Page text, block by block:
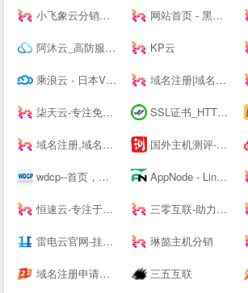
小飞象云分销系统 网站首页 - 黑白云-用心服务
阿沐云_高防服务器_香港服务器_高性价比云计算产品 KP云
乘浪云 - 日本VPS_美国VPS_香港云主机_美国服务器_Linode日本东京 域名注册|域名查询|域名申请|虚拟主机|企业邮箱|网站建设|云主机|网站安全证书|CA证书|尽在阳光互联
柒天云-专注免备案云主机vps服务器|美国高防香港vps|高防cdn|高防主机空间|就上柒天云 SSL证书_HTTPS加密_国密SSL数字证书 - 沃通CA【--】
域名注册,域名交易,虚拟主机,企业建站和企业邮箱-GoDaddy中文站 国外主机测评-专注国外VPS_云服务器_独立服务器_国外主机_外贸主机
wdcp--首页，免费好用易用的Linux服务器云主机管理系统面板 AppNode - Linux服务器集群管理面板
恒速云-专注于优质美国香港云服务器 三零互联-助力上云
雷电云官网-挂机宝-云电脑-企业级云服务器-域名注册-虚拟主机-香港美国服务器资货源站 琳懿主机分销
域名注册申请查询交易门户|域名中介|商标注册|云计算|主机|SSL证书-尽在爱名网 三五互联